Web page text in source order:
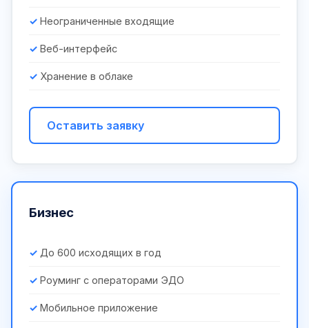
Неограниченные входящие
Веб-интерфейс
Хранение в облаке
Оставить заявку
Бизнес
До 600 исходящих в год
Роуминг с операторами ЭДО
Мобильное приложение